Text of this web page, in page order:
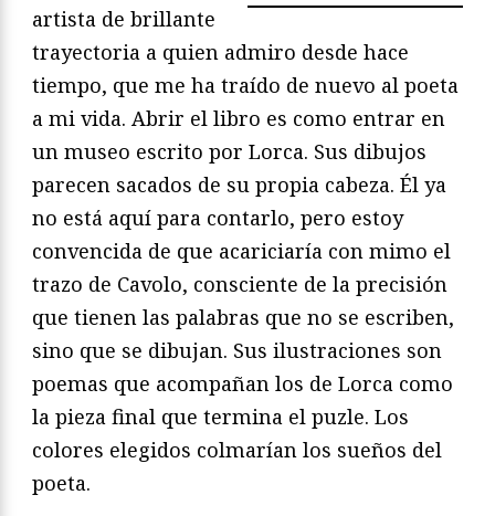
artista de brillante
trayectoria a quien admiro desde hace
tiempo, que me ha traído de nuevo al poeta
a mi vida. Abrir el libro es como entrar en
un museo escrito por Lorca. Sus dibujos
parecen sacados de su propia cabeza. Él ya
no está aquí para contarlo, pero estoy
convencida de que acariciaría con mimo el
trazo de Cavolo, consciente de la precisión
que tienen las palabras que no se escriben,
sino que se dibujan. Sus ilustraciones son
poemas que acompañan los de Lorca como
la pieza final que termina el puzle. Los
colores elegidos colmarían los sueños del
poeta.